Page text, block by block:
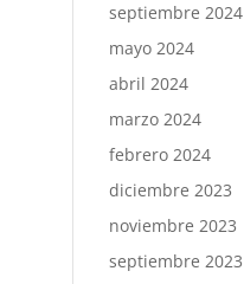
septiembre 2024
mayo 2024
abril 2024
marzo 2024
febrero 2024
diciembre 2023
noviembre 2023
septiembre 2023